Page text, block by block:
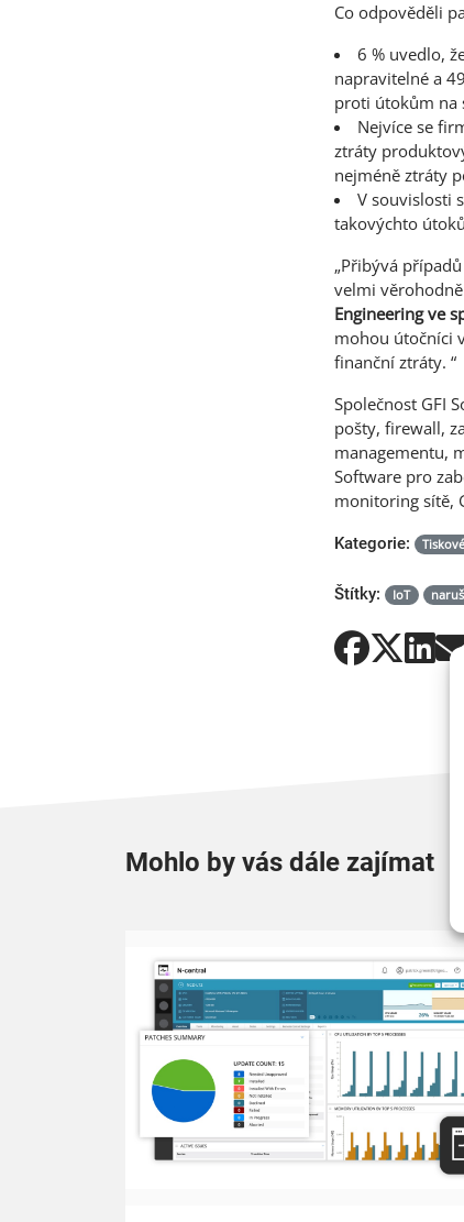
Co odpověděli
6 % uvedlo,
napravitelné a
proti útokům na
Nejvíce se
ztráty
nejméně ztráty
V souvislosti
takovýchto
„Přibývá
velmi
Engineering ve
mohou útočníci
finanční ztráty. “
Společnost GFI
pošty, firewall,
managementu,
Software pro
monitoring sítě,
Kategorie:
Štítky: IoT
Mohlo by vás dále zajímat